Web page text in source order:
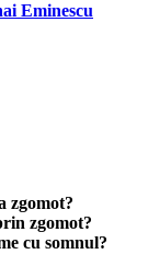
Eminescu
zgomot?
zgomot?
cu somnul?